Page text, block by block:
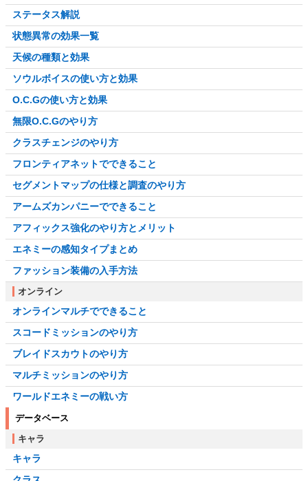
ステータス解説
状態異常の効果一覧
天候の種類と効果
ソウルボイスの使い方と効果
O.C.Gの使い方と効果
無限O.C.Gのやり方
クラスチェンジのやり方
フロンティアネットでできること
セグメントマップの仕様と調査のやり方
アームズカンパニーでできること
アフィックス強化のやり方とメリット
エネミーの感知タイプまとめ
ファッション装備の入手方法
オンライン
オンラインマルチでできること
スコードミッションのやり方
ブレイドスカウトのやり方
マルチミッションのやり方
ワールドエネミーの戦い方
データベース
キャラ
キャラ